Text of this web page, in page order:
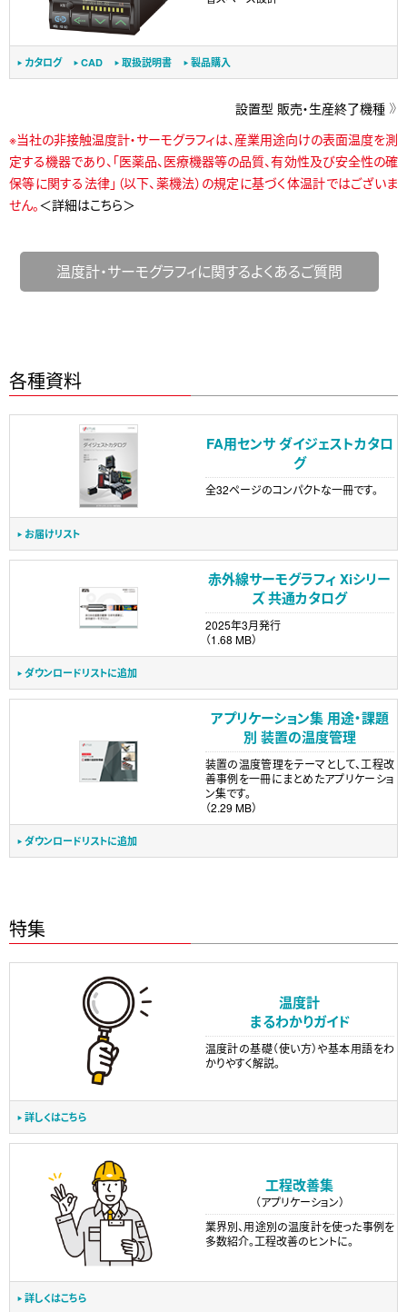
カタログ CAD 取扱説明書 製品購入
設置型 販売・生産終了機種
※当社の非接触温度計・サーモグラフィは、産業用途向けの表面温度を測
定する機器であり、「医薬品、医療機器等の品質、有効性及び安全性の確
保等に関する法律」（以下、薬機法）の規定に基づく体温計ではございま
せん。＜詳細はこちら＞
温度計・サーモグラフィに関するよくあるご質問
各種資料
FA用センサ ダイジェストカタロ
グ
全32ページのコンパクトな一冊です。
お届けリスト
赤外線サーモグラフィ Xiシリー
ズ 共通カタログ
2025年3月発行
（1.68 MB）
ダウンロードリストに追加
アプリケーション集 用途・課題
別 装置の温度管理
装置の温度管理をテーマとして、工程改
善事例を一冊にまとめたアプリケーショ
ン集です。
（2.29 MB）
ダウンロードリストに追加
特集
温度計
まるわかりガイド
温度計の基礎（使い方）や基本用語をわ
かりやすく解説。
詳しくはこちら
工程改善集
（アプリケーション）
業界別、用途別の温度計を使った事例を
多数紹介。工程改善のヒントに。
詳しくはこちら